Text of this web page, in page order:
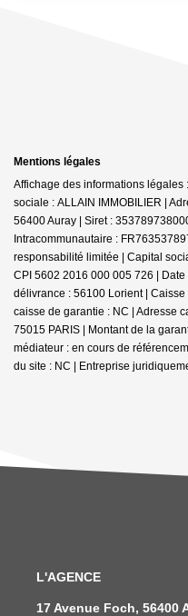
Mentions légales
Affichage des informations
sociale : ALLAIN IMMOBILIER |
56400 Auray | Siret :
Intracommunautaire :
responsabilité limitée | Capital
CPI 5602 2016 000 005 726 |
délivrance : 56100 Lorient |
caisse de garantie : NC | Adresse
75015 PARIS | Montant de la
médiateur : en cours de
du site : NC | Entreprise
L'AGENCE
17 Avenue Foch, 56400